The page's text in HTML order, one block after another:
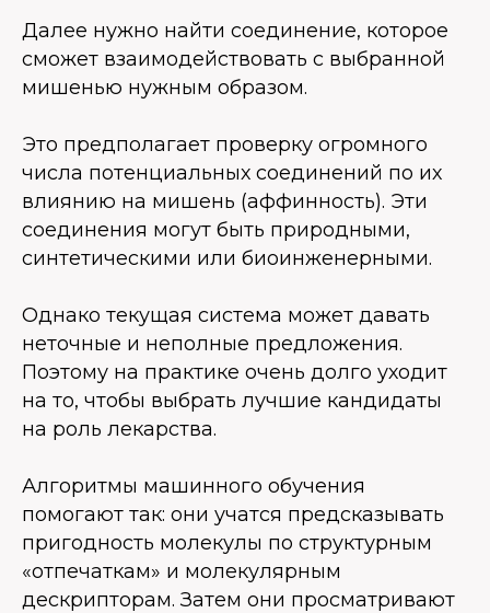
Далее нужно найти соединение, которое
сможет взаимодействовать с выбранной
мишенью нужным образом.
Это предполагает проверку огромного
числа потенциальных соединений по их
влиянию на мишень (аффинность). Эти
соединения могут быть природными,
синтетическими или биоинженерными.
Однако текущая система может давать
неточные и неполные предложения.
Поэтому на практике очень долго уходит
на то, чтобы выбрать лучшие кандидаты
на роль лекарства.
Алгоритмы машинного обучения
помогают так: они учатся предсказывать
пригодность молекулы по структурным
«отпечаткам» и молекулярным
дескрипторам. Затем они просматривают